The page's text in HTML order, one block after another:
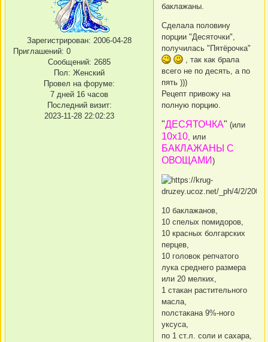
Зарегистрирован: 2006-04-28
Приглашений: 0
Сообщений: 2685
Пол: Женский
Провел на форуме:
7 дней 16 часов
Последний визит:
2023-11-28 22:02:23
баклажаны.
Сделала половину
порции "Десяточки",
получилась "Пятёрочка"
, так как брала
всего не по десять, а по
пять )))
Рецепт привожу на
полную порцию.
"ДЕСЯТОЧКА" (или
10х10, или
БАКЛАЖАНЫ С
ОВОЩАМИ )
10 баклажанов,
10 спелых помидоров,
10 красных болгарских
перцев,
10 головок репчатого
лука среднего размера
или 20 мелких,
1 стакан растительного
масла,
полстакана 9%-ного
уксуса,
по 1 ст.л. соли и сахара,